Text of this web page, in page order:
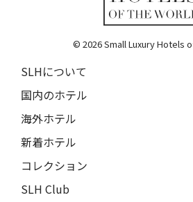
カムデン・ハーバー・イン
Camden Harbour Inn
ザ・スターヴランド・ロシアンリ
The Stavrand Russian River Valley
オナーリゾート・ユンシュ・ダリ
ハンジョウ・ムーショウ・シーシ
© 2026 Small Luxury Hotels
SLHについて
国内のホテル
海外ホテル
新着ホテル
コレクション
SLH Club